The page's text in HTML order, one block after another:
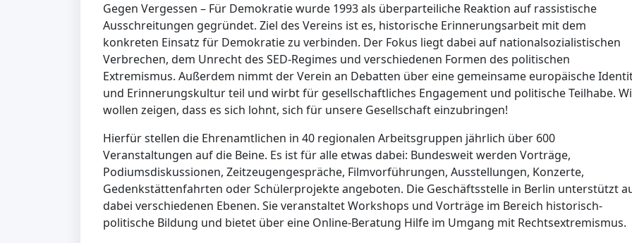
Gegen Vergessen – Für Demokratie wurde 1993 als überparteiliche Reaktion auf rassistische
Ausschreitungen gegründet. Ziel des Vereins ist es, historische Erinnerungsarbeit mit dem
konkreten Einsatz für Demokratie zu verbinden. Der Fokus liegt dabei auf nationalsozialistischen
Verbrechen, dem Unrecht des SED-Regimes und verschiedenen Formen des politischen
Extremismus. Außerdem nimmt der Verein an Debatten über eine gemeinsame europäische
und Erinnerungskultur teil und wirbt für gesellschaftliches Engagement und politische Teilhabe.
wollen zeigen, dass es sich lohnt, sich für unsere Gesellschaft einzubringen!
Hierfür stellen die Ehrenamtlichen in 40 regionalen Arbeitsgruppen jährlich über 600
Veranstaltungen auf die Beine. Es ist für alle etwas dabei: Bundesweit werden Vorträge,
Podiumsdiskussionen, Zeitzeugengespräche, Filmvorführungen, Ausstellungen, Konzerte,
Gedenkstättenfahrten oder Schülerprojekte angeboten. Die Geschäftsstelle in Berlin unterstützt
dabei verschiedenen Ebenen. Sie veranstaltet Workshops und Vorträge im Bereich historisch-
politische Bildung und bietet über eine Online-Beratung Hilfe im Umgang mit Rechtsextremismus.